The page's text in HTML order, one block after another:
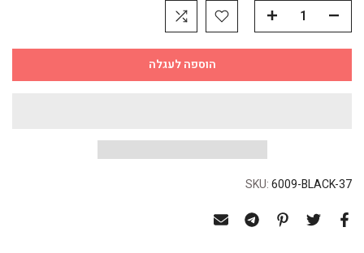
הוספה לעגלה
SKU:6009-BLACK-37